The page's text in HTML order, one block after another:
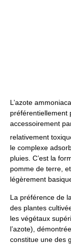
L’azote
préférentiellement
accessoirement
relativement
le complexe
pluies. C’est la
pomme de terre,
légèrement
La préférence de
des plantes
les végétaux
l’azote),
constitue une des